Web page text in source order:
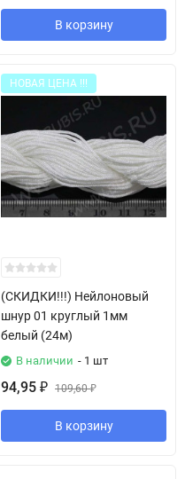
В корзину
НОВАЯ ЦЕНА !!!
(СКИДКИ!!!) Нейлоновый
шнур 01 круглый 1мм
белый (24м)
В наличии - 1 шт
94,95 ₽ 109,60₽
В корзину